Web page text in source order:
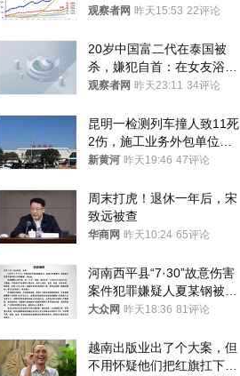
观察者网 昨天15:53 22评论
20岁中国富二代在泰国被
杀，嫌犯自首：在女友浴室
看到他
观察者网 昨天23:11 34评论
昆明一检测列车撞人致11死
2伤，施工业务外包单位被
罚1.5万元，国铁昆明局被
新黄河 昨天19:46 47评论
周末打虎！退休一年后，宋
致远被查
华商网 昨天10:24 65评论
河南西平县“7·30”故意伤害
案件犯罪嫌疑人夏某钢被抓
获
大众网 昨天18:36 81评论
越南出版业出了个大案，但
不用怀疑他们把红旗扛下去